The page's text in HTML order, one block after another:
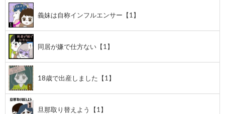
義妹は自称インフルエンサー【1】
同居が嫌で仕方ない【1】
18歳で出産しました【1】
旦那取り替えよう【1】